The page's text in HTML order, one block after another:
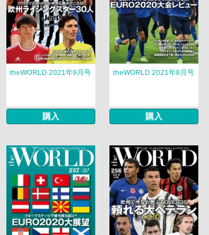
theWORLD 2021年9月号
購入
theWORLD 2021年8月号
購入